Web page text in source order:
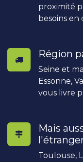
proximité
besoins en
Région
Seine et
Essonne,
vous livre
Mais
Toulouse,